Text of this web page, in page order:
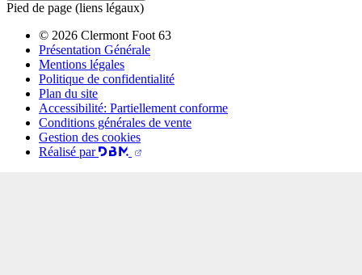
Pied de page (liens légaux)
© 2026 Clermont Foot 63
Présentation Générale
Mentions légales
Politique de confidentialité
Plan du site
Accessibilité: Partiellement conforme
Conditions générales de vente
Gestion des cookies
Réalisé par